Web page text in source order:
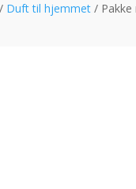
/ Duft til hjemmet / Pakke